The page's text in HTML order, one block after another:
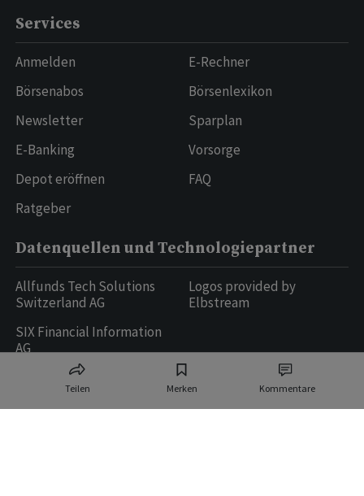
Teilen Merken Kommentare
Services
Anmelden
Börsenabos
Newsletter
E-Banking
Depot eröffnen
Ratgeber
E-Rechner
Börsenlexikon
Sparplan
Vorsorge
FAQ
Datenquellen und Technologiepartner
Allfunds Tech Solutions
Switzerland AG
SIX Financial Information
AG
Logos provided by
Elbstream
Ringier AG | Ringier Medien Schweiz